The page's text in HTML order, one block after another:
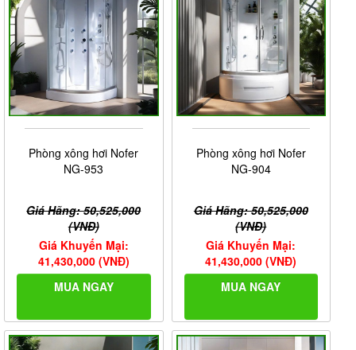
Phòng xông hơi Nofer
NG-953
Giá Hãng: 50,525,000
(VNĐ)
Giá Khuyến Mại:
41,430,000 (VNĐ)
MUA NGAY
Phòng xông hơi Nofer
NG-904
Giá Hãng: 50,525,000
(VNĐ)
Giá Khuyến Mại:
41,430,000 (VNĐ)
MUA NGAY